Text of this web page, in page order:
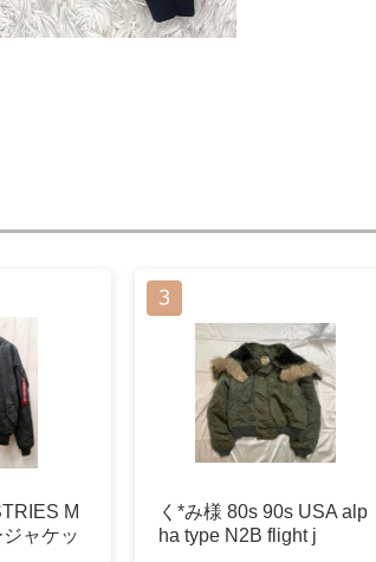
M
ャケッ
く*み様 80s 90s USA alp
ha type N2B flight j